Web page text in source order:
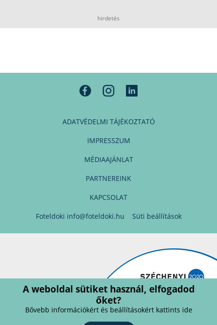
hirdetés
ADATVÉDELMI TÁJÉKOZTATÓ
IMPRESSZUM
MÉDIAAJÁNLAT
PARTNEREINK
KAPCSOLAT
Foteldoki info@foteldoki.hu Süti beállítások
A weboldal sütiket használ, elfogadod
őket?
Bővebb információkért és beállításokért kattints ide